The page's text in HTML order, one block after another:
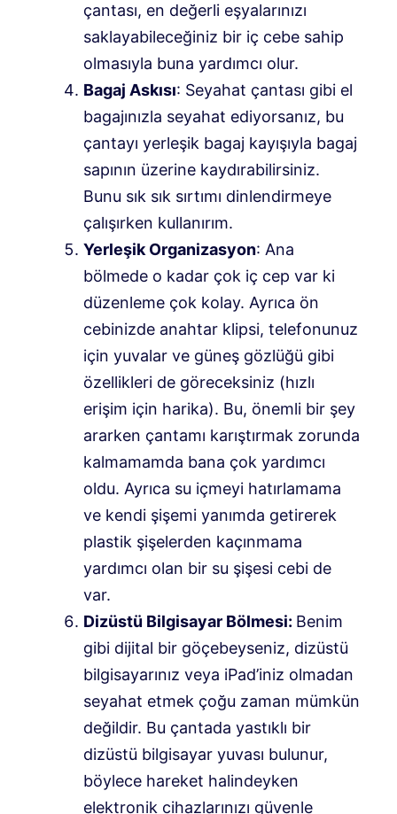
çantası, en değerli eşyalarınızı
saklayabileceğiniz bir iç cebe sahip
olmasıyla buna yardımcı olur.
Bagaj Askısı: Seyahat çantası gibi el
bagajınızla seyahat ediyorsanız, bu
çantayı yerleşik bagaj kayışıyla bagaj
sapının üzerine kaydırabilirsiniz.
Bunu sık sık sırtımı dinlendirmeye
çalışırken kullanırım.
Yerleşik Organizasyon: Ana
bölmede o kadar çok iç cep var ki
düzenleme çok kolay. Ayrıca ön
cebinizde anahtar klipsi, telefonunuz
için yuvalar ve güneş gözlüğü gibi
özellikleri de göreceksiniz (hızlı
erişim için harika). Bu, önemli bir şey
ararken çantamı karıştırmak zorunda
kalmamamda bana çok yardımcı
oldu. Ayrıca su içmeyi hatırlamama
ve kendi şişemi yanımda getirerek
plastik şişelerden kaçınmama
yardımcı olan bir su şişesi cebi de
var.
Dizüstü Bilgisayar Bölmesi: Benim
gibi dijital bir göçebeyseniz, dizüstü
bilgisayarınız veya iPad’iniz olmadan
seyahat etmek çoğu zaman mümkün
değildir. Bu çantada yastıklı bir
dizüstü bilgisayar yuvası bulunur,
böylece hareket halindeyken
elektronik cihazlarınızı güvenle